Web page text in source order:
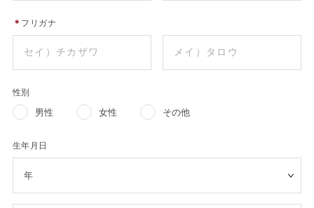
＊ フリガナ
性別
男性 女性 その他
生年月日